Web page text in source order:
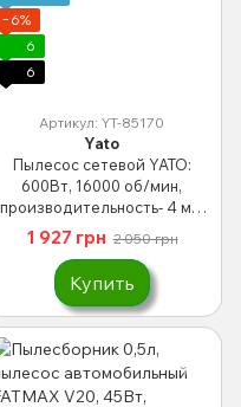
−6%
6
6
Артикул: YT-85170
Yato
Пылесос сетевой YATO:
600Вт, 16000 об/мин,
производительность- 4 м³/
мин, кабель l= 2 м + 2
насадки YT-85170
1 927 грн 2 050 грн
Купить